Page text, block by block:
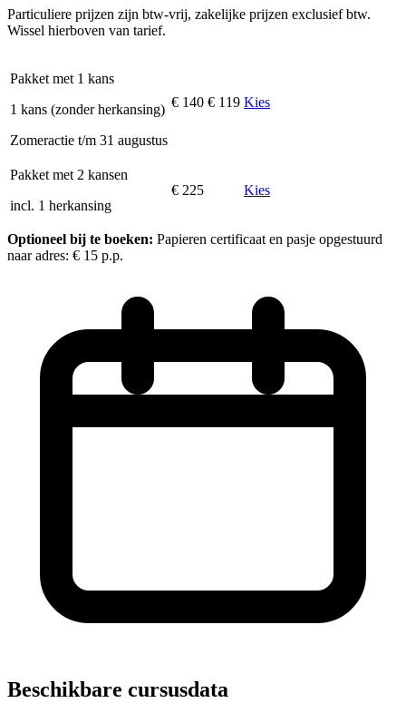
Particuliere prijzen zijn btw-vrij, zakelijke prijzen exclusief btw.
Wissel hierboven van tarief.
Pakket met 1 kans
1 kans (zonder herkansing)
Zomeractie t/m 31 augustus
€ 140 € 119 Kies
Pakket met 2 kansen
incl. 1 herkansing
€ 225 Kies
Optioneel bij te boeken: Papieren certificaat en pasje opgestuurd
naar adres: € 15 p.p.
Beschikbare cursusdata